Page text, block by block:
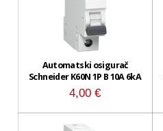
Automatski osigurač
Schneider K60N 1P B 10A 6kA
4,00€